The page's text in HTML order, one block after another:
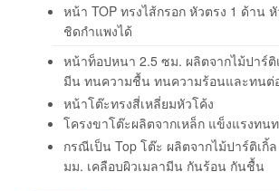
หน้า TOP ทรงไส้กรอก หัวตรง 1 ด้าน
ชิดกำแพงได้
หน้าท็อปหนา 2.5 ซม. ผลิตจากไม้ปาร์ติ
มีน ทนความชื้น ทนความร้อนและทนต่
หน้าโต๊ะทรงสี่เหลี่ยมหัวโค้ง
โครงขาโต๊ะผลิตจากเหล็ก แข็งแรงทน
กรณีเป็น Top โต๊ะ ผลิตจากไม้ปาร์ติเกิ้
มม. เคลือบผิวเมลามีน กันร้อน กันชื้น